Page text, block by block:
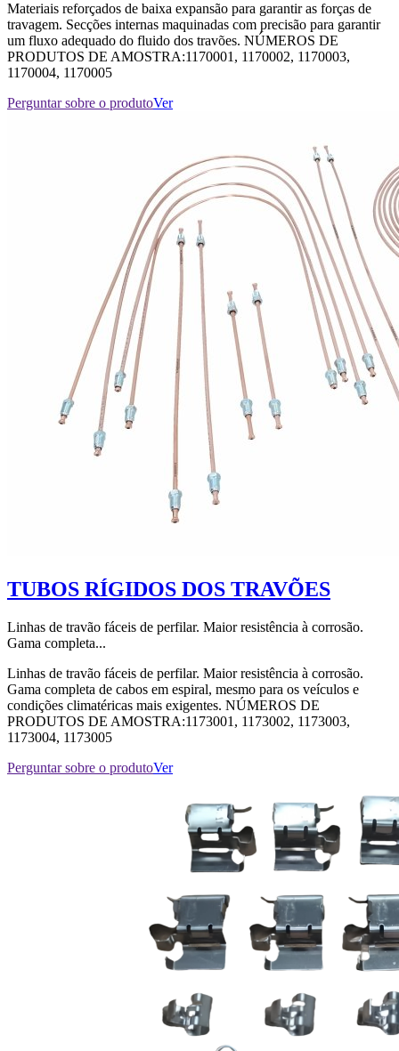
Materiais reforçados de baixa expansão para garantir as forças de
travagem. Secções internas maquinadas com precisão para garantir
um fluxo adequado do fluido dos travões. NÚMEROS DE
PRODUTOS DE AMOSTRA:1170001, 1170002, 1170003,
1170004, 1170005
Perguntar sobre o produtoVer
TUBOS RÍGIDOS DOS TRAVÕES
Linhas de travão fáceis de perfilar. Maior resistência à corrosão.
Gama completa...
Linhas de travão fáceis de perfilar. Maior resistência à corrosão.
Gama completa de cabos em espiral, mesmo para os veículos e
condições climatéricas mais exigentes. NÚMEROS DE
PRODUTOS DE AMOSTRA:1173001, 1173002, 1173003,
1173004, 1173005
Perguntar sobre o produtoVer